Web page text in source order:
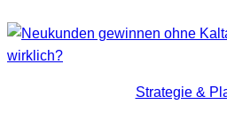
Strategie &